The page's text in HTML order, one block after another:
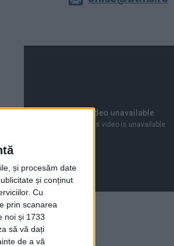
și procesăm date
și conținut
Cu
prin scanarea
noi și 1733
să vă dați
de a vă
Articole recente